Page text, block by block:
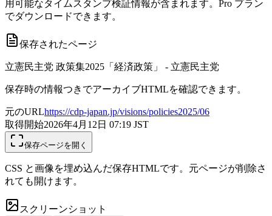
用可能なタイムスタンプ検証情報が含まれます。Pro プラン
でダウンロードできます。
保存されたページ
立憲民主党 政策集2025「経済政策」 - 立憲民主党
保存時の情報つきでアーカイブHTMLを確認できます。
元のURLhttps://cdp-japan.jp/visions/policies2025/06
取得開始2026年4月12日 07:19 JST
保存ページを開く
CSS と画像を埋め込んだ保存HTMLです。元ページが削除さ
れても開けます。
スクリーンショット